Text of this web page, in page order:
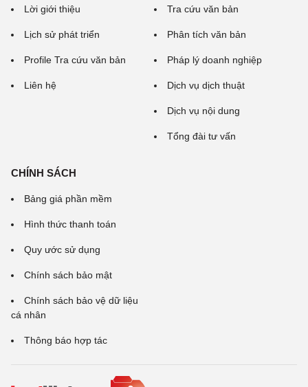
Lời giới thiệu
Lịch sử phát triển
Profile Tra cứu văn bản
Liên hệ
Tra cứu văn bản
Phân tích văn bản
Pháp lý doanh nghiệp
Dịch vụ dịch thuật
Dịch vụ nội dung
Tổng đài tư vấn
CHÍNH SÁCH
Bảng giá phần mềm
Hình thức thanh toán
Quy ước sử dụng
Chính sách bảo mật
Chính sách bảo vệ dữ liệu
cá nhân
Thông báo hợp tác